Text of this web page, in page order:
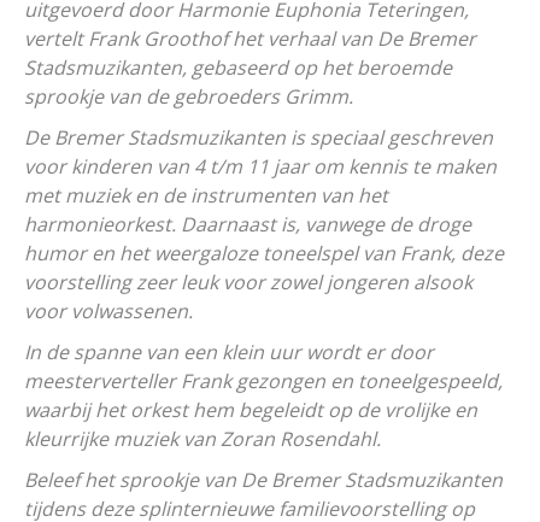
uitgevoerd door Harmonie Euphonia Teteringen,
vertelt Frank Groothof het verhaal van De Bremer
Stadsmuzikanten, gebaseerd op het beroemde
sprookje van de gebroeders Grimm.
De Bremer Stadsmuzikanten is speciaal geschreven
voor kinderen van 4 t/m 11 jaar om kennis te maken
met muziek en de instrumenten van het
harmonieorkest. Daarnaast is, vanwege de droge
humor en het weergaloze toneelspel van Frank, deze
voorstelling zeer leuk voor zowel jongeren alsook
voor volwassenen.
In de spanne van een klein uur wordt er door
meesterverteller Frank gezongen en toneelgespeeld,
waarbij het orkest hem begeleidt op de vrolijke en
kleurrijke muziek van Zoran Rosendahl.
Beleef het sprookje van De Bremer Stadsmuzikanten
tijdens deze splinternieuwe familievoorstelling op